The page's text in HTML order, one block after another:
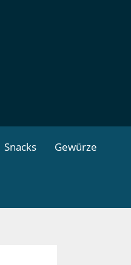
Snacks Gewürze